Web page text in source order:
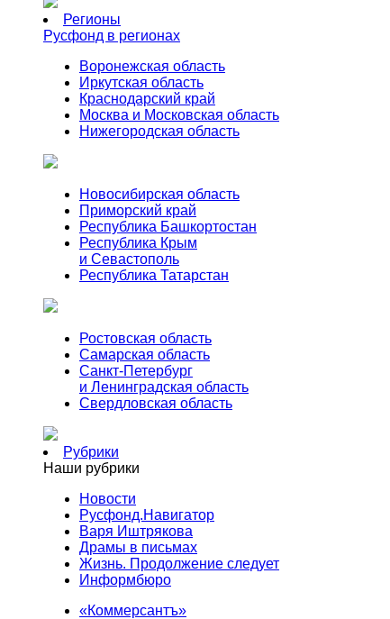
Регионы
Русфонд в регионах
Воронежская область
Иркутская область
Краснодарский край
Москва и Московская область
Нижегородская область
Новосибирская область
Приморский край
Республика Башкортостан
Республика Крым
и Севастополь
Республика Татарстан
Ростовская область
Самарская область
Санкт-Петербург
и Ленинградская область
Свердловская область
Рубрики
Наши рубрики
Новости
Русфонд.Навигатор
Варя Иштрякова
Драмы в письмах
Жизнь. Продолжение следует
Информбюро
«Коммерсантъ»